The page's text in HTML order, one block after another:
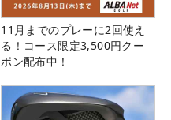
11月までのプレーに2回使え
る！コース限定3,500円クー
ポン配布中！